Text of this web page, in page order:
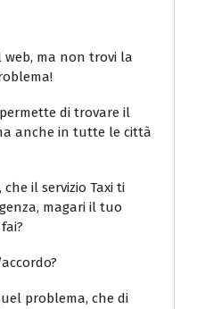
web, ma non trovi la
di trovare il
anche in tutte le città
il servizio Taxi ti
magari il tuo
problema, che di